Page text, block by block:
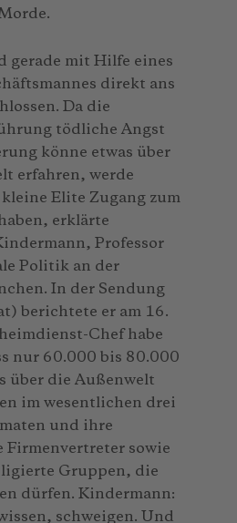
gerade mit Hilfe eines
direkt ans
Da die
tödliche Angst
könne etwas über
erfahren, werde
Elite Zugang zum
erklärte
Professor
Politik an der
In der Sendung
berichtete er am 16.
Chef habe
nur 60.000 bis 80.000
über die Außenwelt
im wesentlichen drei
und ihre
Firmenvertreter sowie
Gruppen, die
dürfen. Kindermann:
schweigen. Und